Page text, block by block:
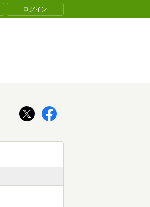
ログイン